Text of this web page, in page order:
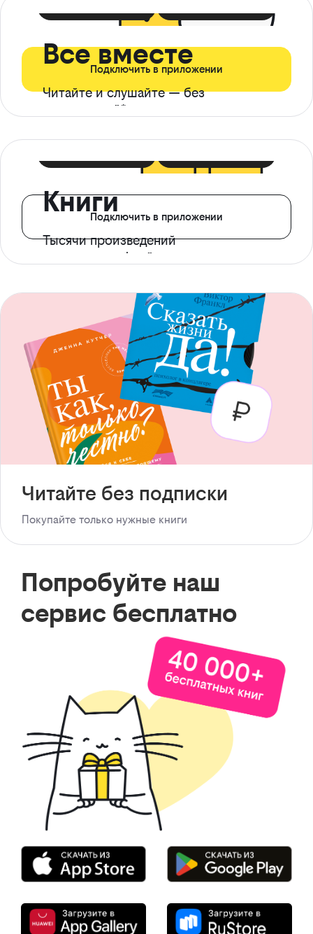
Все вместе
Читайте и слушайте — без
ограничений*
Подключить в приложении
Книги
Тысячи произведений
с доступом офлайн
Подключить в приложении
Читайте без подписки
Покупайте только нужные книги
Попробуйте наш
сервис бесплатно